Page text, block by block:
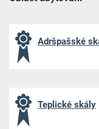
Adršpašské
Teplické skály